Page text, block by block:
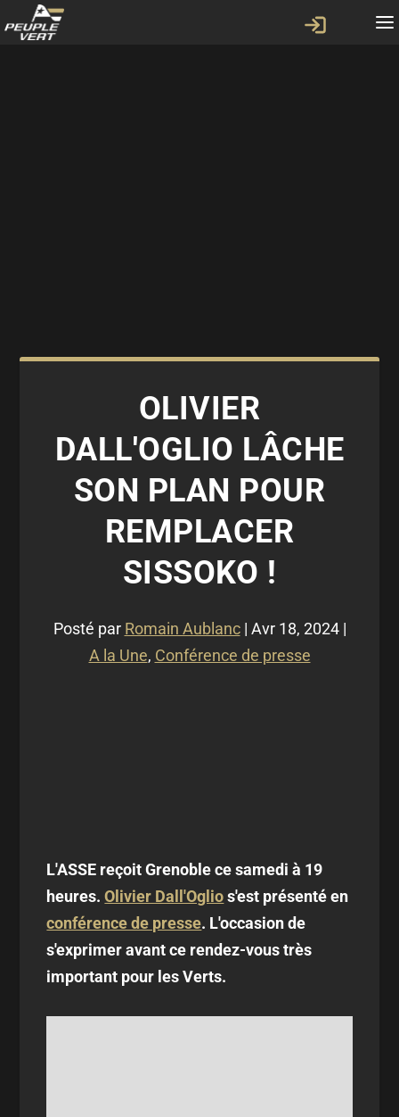
OLIVIER
DALL'OGLIO LÂCHE
SON PLAN POUR
REMPLACER
SISSOKO !
Posté par Romain Aublanc| Avr 18, 2024|
A la Une, Conférence de presse
L'ASSE reçoit Grenoble ce samedi à 19
heures.Olivier Dall'Oglios'est présenté en
conférence de presse. L'occasion de
s'exprimer avant ce rendez-vous très
important pour les Verts.